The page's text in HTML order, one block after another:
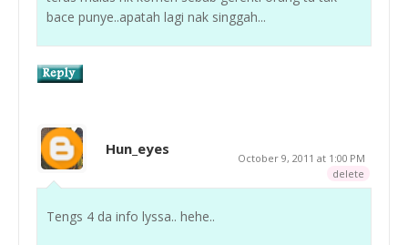
bace punye..apatah lagi nak singgah...
Hun_eyes
October 9, 2011 at 1:00 PM
delete
Tengs 4 da info lyssa.. hehe..